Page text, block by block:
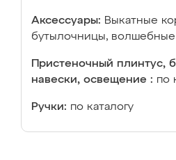
Аксессуары: Выкатные
бутылочницы, волшебные
Пристеночный плинтус,
навески, освещение : по
Ручки: по каталогу